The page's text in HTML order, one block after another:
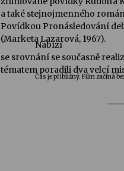
a také stejnojmenného
Povídkou Pronásledování
(Marketa Lazarová, 1967).
Nabízí
se srovnání se současně
tématem poradili dva velcí
Čas je přibližný. Film začíná